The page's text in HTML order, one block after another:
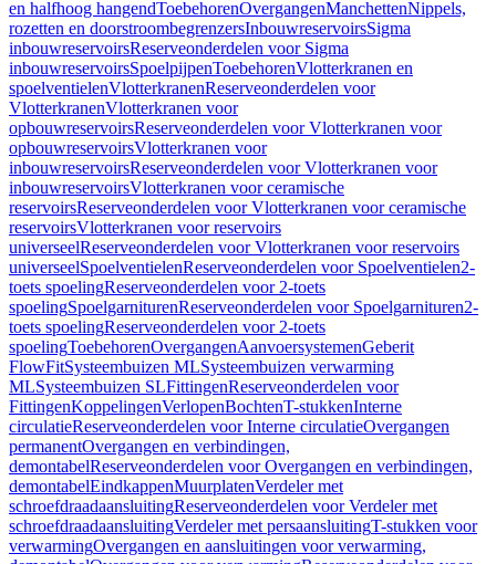
en halfhoog hangendToebehorenOvergangenManchettenNippels,
rozetten en doorstroombegrenzersInbouwreservoirsSigma
inbouwreservoirsReserveonderdelen voor Sigma
inbouwreservoirsSpoelpijpenToebehorenVlotterkranen en
spoelventielenVlotterkranenReserveonderdelen voor
VlotterkranenVlotterkranen voor
opbouwreservoirsReserveonderdelen voor Vlotterkranen voor
opbouwreservoirsVlotterkranen voor
inbouwreservoirsReserveonderdelen voor Vlotterkranen voor
inbouwreservoirsVlotterkranen voor ceramische
reservoirsReserveonderdelen voor Vlotterkranen voor ceramische
reservoirsVlotterkranen voor reservoirs
universeelReserveonderdelen voor Vlotterkranen voor reservoirs
universeelSpoelventielenReserveonderdelen voor Spoelventielen2-
toets spoelingReserveonderdelen voor 2-toets
spoelingSpoelgarniturenReserveonderdelen voor Spoelgarnituren2-
toets spoelingReserveonderdelen voor 2-toets
spoelingToebehorenOvergangenAanvoersystemenGeberit
FlowFitSysteembuizen MLSysteembuizen verwarming
MLSysteembuizen SLFittingenReserveonderdelen voor
FittingenKoppelingenVerlopenBochtenT-stukkenInterne
circulatieReserveonderdelen voor Interne circulatieOvergangen
permanentOvergangen en verbindingen,
demontabelReserveonderdelen voor Overgangen en verbindingen,
demontabelEindkappenMuurplatenVerdeler met
schroefdraadaansluitingReserveonderdelen voor Verdeler met
schroefdraadaansluitingVerdeler met persaansluitingT-stukken voor
verwarmingOvergangen en aansluitingen voor verwarming,